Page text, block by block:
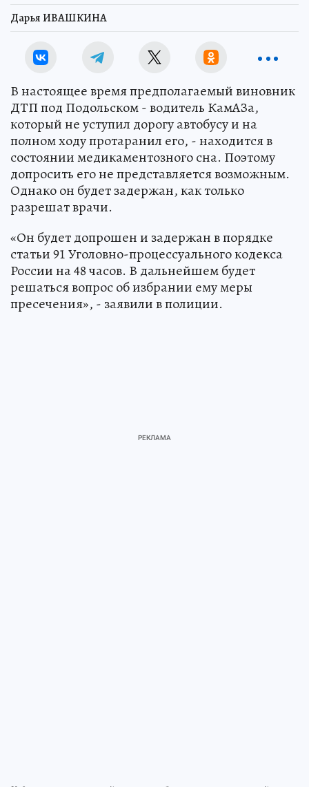
Дарья ИВАШКИНА
В настоящее время предполагаемый виновник
ДТП под Подольском - водитель КамАЗа,
который не уступил дорогу автобусу и на
полном ходу протаранил его, - находится в
состоянии медикаментозного сна. Поэтому
допросить его не представляется возможным.
Однако он будет задержан, как только
разрешат врачи.
«Он будет допрошен и задержан в порядке
статьи 91 Уголовно-процессуального кодекса
России на 48 часов. В дальнейшем будет
решаться вопрос об избрании ему меры
пресечения», - заявили в полиции.